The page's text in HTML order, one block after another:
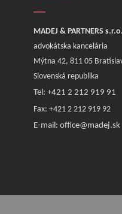
MADEJ & PARTNERS s.r.o.
advokátska kancelária
Mýtna 42, 811 05
Slovenská republika
Tel: +421 2 212 919 91
Fax: +421 2 212 919 92
E-mail: office@madej.sk